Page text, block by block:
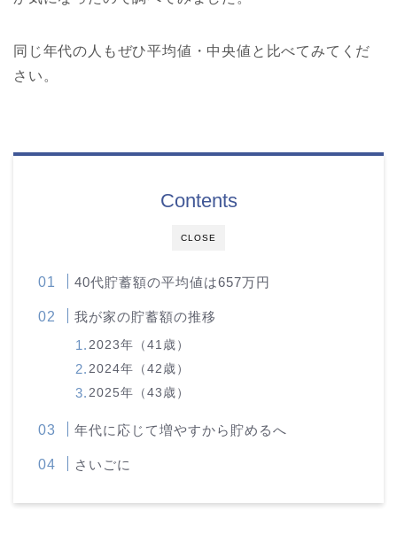
同じ年代の人もぜひ平均値・中央値と比べてみてくだ
さい。
CLOSE
Contents
40代貯蓄額の平均値は657万円
我が家の貯蓄額の推移
2023年（41歳）
2024年（42歳）
2025年（43歳）
年代に応じて増やすから貯めるへ
さいごに